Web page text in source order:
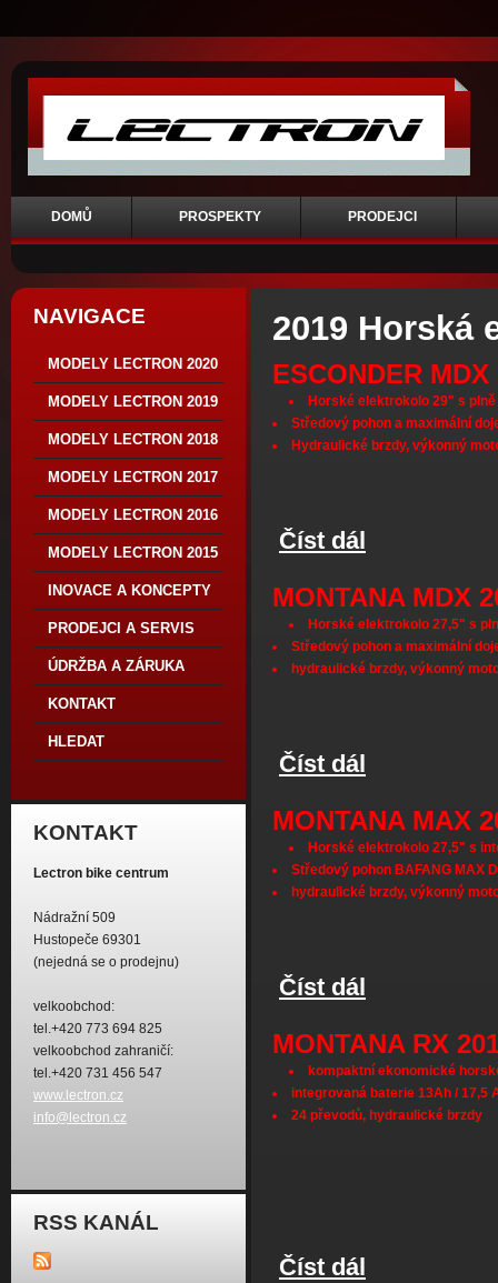
DOMŮ PROSPEKTY PRODEJCI
NAVIGACE
MODELY LECTRON 2020
MODELY LECTRON 2019
MODELY LECTRON 2018
MODELY LECTRON 2017
MODELY LECTRON 2016
MODELY LECTRON 2015
INOVACE A KONCEPTY
PRODEJCI A SERVIS
ÚDRŽBA A ZÁRUKA
KONTAKT
HLEDAT
KONTAKT
Lectron bike centrum
Nádražní 509
Hustopeče 69301
(nejedná se o prodejnu)
velkoobchod:
tel.+420 773 694 825
velkoobchod zahraničí:
tel.+420 731 456 547
www.lectron.cz
info@lectron.cz
RSS KANÁL
2019 Horská
ESCONDER MDX
Horské elektrokolo 29" s
Středový pohon a maximální
Hydraulické brzdy, výkonný
Číst dál
MONTANA MDX
Horské elektrokolo 27,5" s
Středový pohon a maximální
hydraulické brzdy, výkonný
Číst dál
MONTANA MAX
Horské elektrokolo 27,5" s
Středový pohon BAFANG MAX
hydraulické brzdy, výkonný
Číst dál
MONTANA RX
kompaktní ekonomické
integrovaná baterie 13Ah / 17,5
24 převodů, hydraulické brzdy
Číst dál